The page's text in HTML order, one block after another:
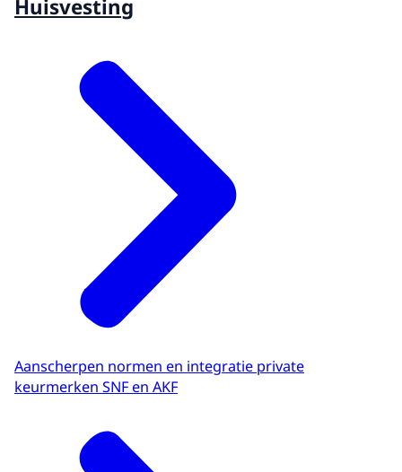
Huisvesting
Aanscherpen normen en integratie private
keurmerken SNF en AKF